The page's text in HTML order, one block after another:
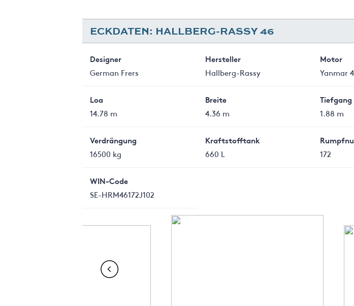
ECKDATEN: HALLBERG-RASSY 46
Designer
German Frers
Hersteller
Hallberg-Rassy
Motor
Yanmar
Loa
14.78 m
Breite
4.36 m
Tiefgang
1.88 m
Verdrängung
16500 kg
Kraftstofftank
660 L
172
WIN-Code
SE-HRM46172J102